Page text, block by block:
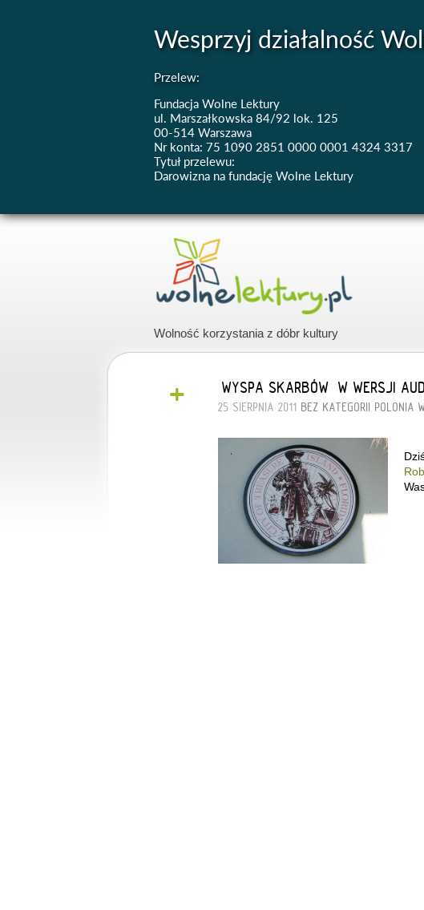
Wesprzyj działalność
Przelew:
Fundacja Wolne Lektury
ul. Marszałkowska 84/92 lok. 125
00-514 Warszawa
Nr konta: 75 1090 2851 0000 0001 4324 3317
Tytuł przelewu:
Darowizna na fundację Wolne Lektury
Wolność korzystania z dóbr kultury
+ „WYSPA SKARBÓW” W WERSJI
25 SIERPNIA 2011 BEZ KATEGORII POLONIA